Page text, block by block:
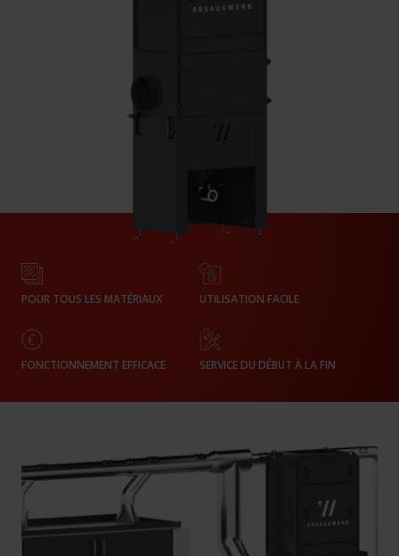
POUR TOUS LES MATÉRIAUX UTILISATION FACILE
FONCTIONNEMENT EFFICACE SERVICE DU DÉBUT À LA FIN